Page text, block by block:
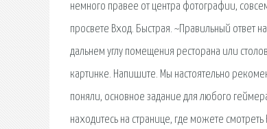
немного правее от центра фотографии,
просвете Вход. Быстрая. ~Правильный ответ
дальнем углу помещения ресторана или
картинке. Напишите. Мы настоятельно
поняли, основное задание для любого
находитесь на странице, где можете